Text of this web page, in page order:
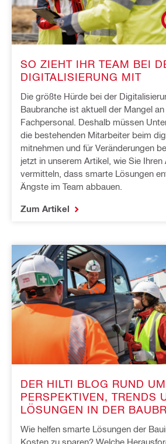
SO ZIEHT IHR TEAM BEI
DIGITALISIERUNG MIT
Die größte Hürde bei der
Baubranche ist aktuell der Mangel
Fachpersonal. Deshalb müssen
die bestehenden Mitarbeiter beim
mitnehmen und für Veränderungen
jetzt in unserem Artikel, wie Sie
vermitteln, dass smarte Lösungen
Ängste im Team abbauen.
Zum Artikel
DER HILTI BLOG RUND UM
PERSPEKTIVEN, TRENDS
LÖSUNGEN IN DER
Wie helfen smarte Lösungen der